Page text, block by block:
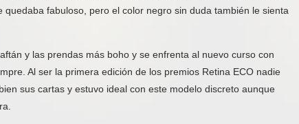
fabuloso, pero el color negro sin duda también le sienta
y las prendas más boho y se enfrenta al nuevo curso con
Al ser la primera edición de los premios Retina ECO nadie
sus cartas y estuvo ideal con este modelo discreto aunque